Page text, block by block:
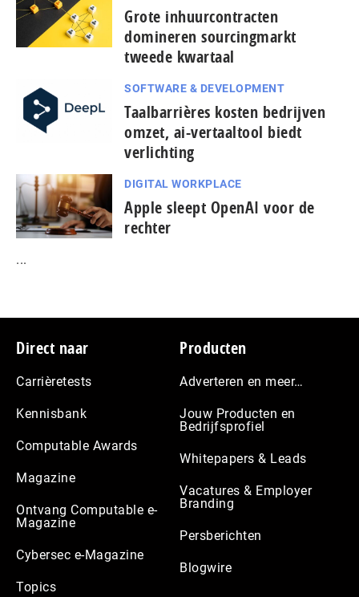
Grote inhuurcontracten
domineren sourcingmarkt
tweede kwartaal
SOFTWARE & DEVELOPMENT
Taal­bar­ri­è­res kosten bedrijven
omzet, ai-vertaaltool biedt
verlichting
DIGITAL WORKPLACE
Apple sleept OpenAI voor de
rechter
...
Footer
Direct naar
Carrièretests
Kennisbank
Computable Awards
Magazine
Ontvang Computable e-
Magazine
Cybersec e-Magazine
Topics
Producten
Adverteren en meer…
Jouw Producten en
Bedrijfsprofiel
Whitepapers & Leads
Vacatures & Employer
Branding
Persberichten
Blogwire